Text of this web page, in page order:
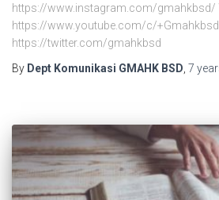
https://www.instagram.com/gmahkbsd/
https://www.youtube.com/c/+Gmahkbsd
https://twitter.com/gmahkbsd
By Dept Komunikasi GMAHK BSD 7